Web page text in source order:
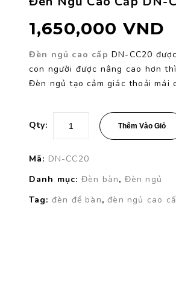
1,650,000 VND
Đèn ngủ cao cấp DN-CC20
con người được nâng cao hơn
Đèn ngủ tạo cảm giác thoải mái
Qty: Thêm Vào Giỏ
Mã: DN-CC20
Danh mục: Đèn bàn, Đèn ngủ
Tag: đèn để bàn,đèn ngủ cao